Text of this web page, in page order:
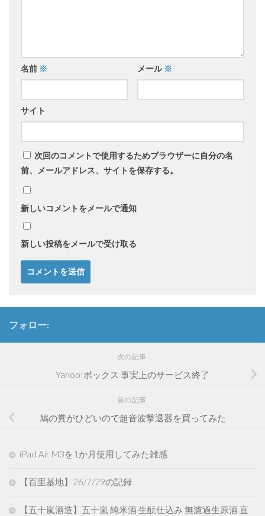
名前 ※ メール ※
サイト
次回のコメントで使用するためブラウザーに自分の名
前、メールアドレス、サイトを保存する。
新しいコメントをメールで通知
新しい投稿をメールで受け取る
フォロー:
次の記事
Yahoo!ボックス 事実上のサービス終了
前の記事
鳩の糞がひどいので超音波撃退器を買ってみた
iPad Air M3を1か月使用してみた雑感
【百里基地】26/7/29の記録
【五十嵐酒造】五十嵐 純米酒 生酛仕込み 無濾過生原酒 直